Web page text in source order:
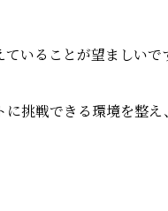
いることが望ましいで
挑戦できる環境を整